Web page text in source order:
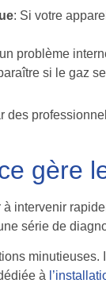
: Si votre
problème
si le gaz
gère
intervenir
série de
à